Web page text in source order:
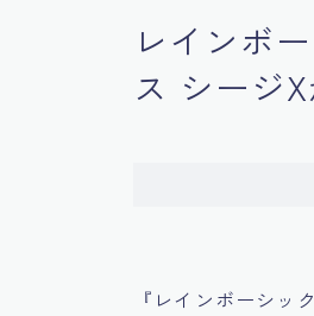
レインボ
ス シージ
『レインボーシ